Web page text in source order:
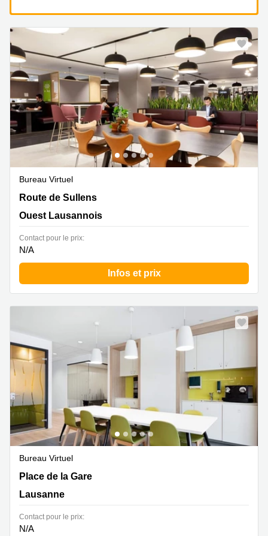
Bureau Virtuel
Route de Sullens 40, Ouest Lausannois
Route de Sullens
Ouest Lausannois
Contact pour le prix:
N/A
Infos et prix
Bureau Virtuel
Place de la Gare 12, Lausanne
Place de la Gare
Lausanne
Contact pour le prix:
N/A